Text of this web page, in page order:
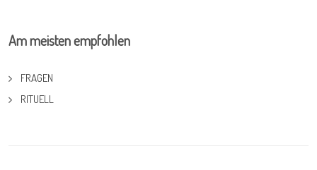
Am meisten empfohlen
FRAGEN
RITUELL